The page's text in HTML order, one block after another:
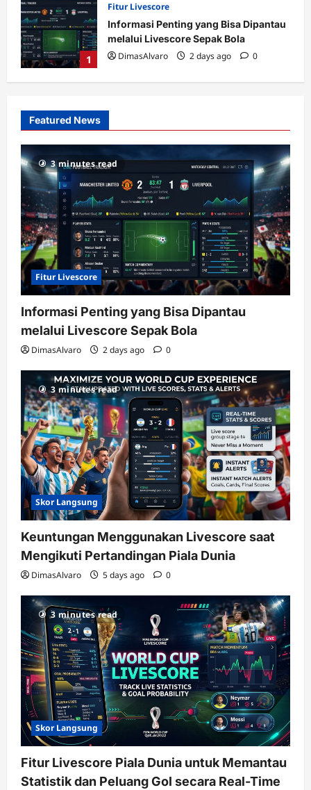
1
Fitur Livescore
Informasi Penting yang Bisa Dipantau
melalui Livescore Sepak Bola
DimasAlvaro
2 days ago 0
Featured News
3 minutes read
Fitur Livescore
Informasi Penting yang Bisa Dipantau
melalui Livescore Sepak Bola
DimasAlvaro 2 days ago 0
3 minutes read
Skor Langsung
Keuntungan Menggunakan Livescore saat
Mengikuti Pertandingan Piala Dunia
DimasAlvaro 5 days ago 0
3 minutes read
Skor Langsung
Fitur Livescore Piala Dunia untuk Memantau
Statistik dan Peluang Gol secara Real-Time